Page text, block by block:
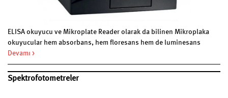
ELISA okuyucu ve Mikroplate Reader olarak da bilinen Mikroplaka
okuyucular hem absorbans, hem floresans hem de luminesans
okuma yapma kapasitesine sahip modeller barındırmaktadır.
Devamı >
Spektrofotometreler